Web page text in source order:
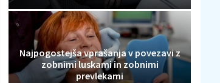
Najpogostejša vprašanja v povezavi z
zobnimi luskami in zobnimi
prevlekami